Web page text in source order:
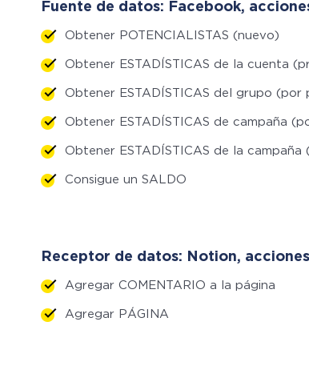
Fuente de datos: Facebook,
Obtener POTENCIALISTAS (nuevo)
Obtener ESTADÍSTICAS de la cuenta
Obtener ESTADÍSTICAS del grupo (por
Obtener ESTADÍSTICAS de campaña
Obtener ESTADÍSTICAS de la campaña
Consigue un SALDO
Receptor de datos: Notion,
Agregar COMENTARIO a la página
Agregar PÁGINA